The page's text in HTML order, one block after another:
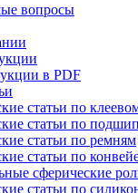
вопросы
в PDF
статьи по
статьи по
статьи по ремням
статьи по
сферические
статьи по